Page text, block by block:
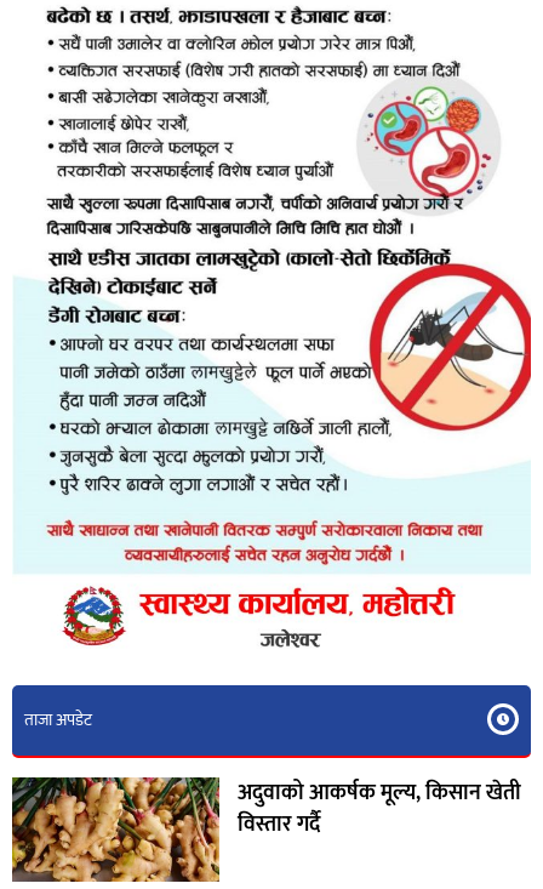
ताजा अपडेट
अदुवाको आकर्षक मूल्य, किसान खेती
विस्तार गर्दै